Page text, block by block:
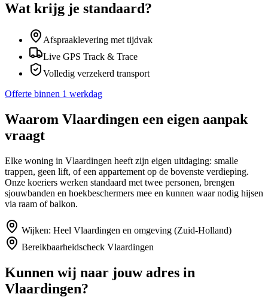
Wat krijg je standaard?
Afspraaklevering met tijdvak
Live GPS Track & Trace
Volledig verzekerd transport
Offerte binnen 1 werkdag
Waarom Vlaardingen een eigen aanpak
vraagt
Elke woning in Vlaardingen heeft zijn eigen uitdaging: smalle
trappen, geen lift, of een appartement op de bovenste verdieping.
Onze koeriers werken standaard met twee personen, brengen
sjouwbanden en hoekbeschermers mee en kunnen waar nodig hijsen
via raam of balkon.
Wijken: Heel Vlaardingen en omgeving (Zuid-Holland)
Bereikbaarheidscheck Vlaardingen
Kunnen wij naar jouw adres in
Vlaardingen?